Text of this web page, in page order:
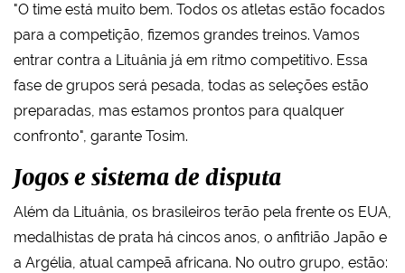
"O time está muito bem. Todos os atletas estão focados
para a competição, fizemos grandes treinos. Vamos
entrar contra a Lituânia já em ritmo competitivo. Essa
fase de grupos será pesada, todas as seleções estão
preparadas, mas estamos prontos para qualquer
confronto", garante Tosim.
Jogos e sistema de disputa
Além da Lituânia, os brasileiros terão pela frente os EUA,
medalhistas de prata há cincos anos, o anfitrião Japão e
a Argélia, atual campeã africana. No outro grupo, estão: